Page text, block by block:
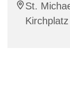
St.